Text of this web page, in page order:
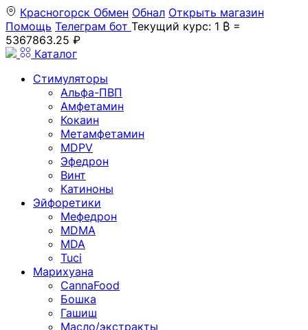
Красногорск Обмен Обнал Открыть магазин
Помощь Телеграм бот Текущий курс: 1 ₿ =
5367863.25 ₽
Каталог
Стимуляторы
Альфа-ПВП
Амфетамин
Кокаин
Метамфетамин
MDPV
Эфедрон
Винт
Катиноны
Эйфоретики
Мефедрон
MDMA
MDA
Tuci
Марихуана
CannaFood
Бошка
Гашиш
Масло/экстракты